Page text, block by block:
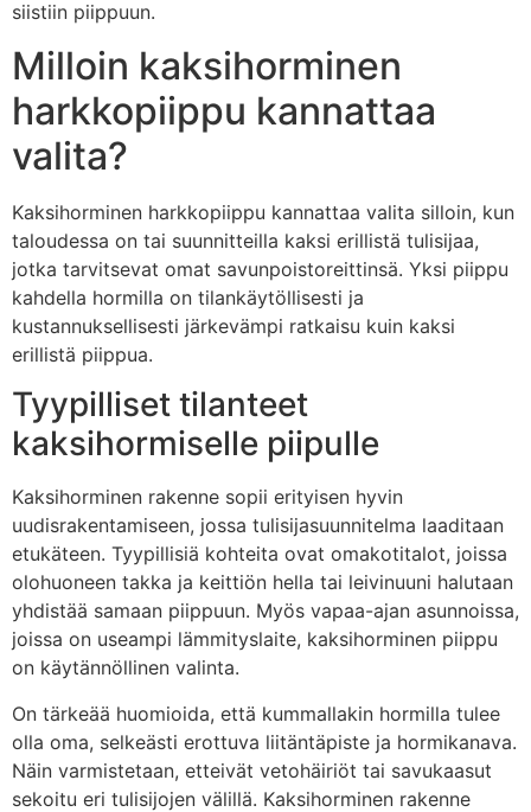
siistiin piippuun.
Milloin kaksihorminen
harkkopiippu kannattaa
valita?
Kaksihorminen harkkopiippu kannattaa valita silloin, kun
taloudessa on tai suunnitteilla kaksi erillistä tulisijaa,
jotka tarvitsevat omat savunpoistoreittinsä. Yksi piippu
kahdella hormilla on tilankäytöllisesti ja
kustannuksellisesti järkevämpi ratkaisu kuin kaksi
erillistä piippua.
Tyypilliset tilanteet
kaksihormiselle piipulle
Kaksihorminen rakenne sopii erityisen hyvin
uudisrakentamiseen, jossa tulisijasuunnitelma laaditaan
etukäteen. Tyypillisiä kohteita ovat omakotitalot, joissa
olohuoneen takka ja keittiön hella tai leivinuuni halutaan
yhdistää samaan piippuun. Myös vapaa-ajan asunnoissa,
joissa on useampi lämmityslaite, kaksihorminen piippu
on käytännöllinen valinta.
On tärkeää huomioida, että kummallakin hormilla tulee
olla oma, selkeästi erottuva liitäntäpiste ja hormikanava.
Näin varmistetaan, etteivät vetohäiriöt tai savukaasut
sekoitu eri tulisijojen välillä. Kaksihorminen rakenne